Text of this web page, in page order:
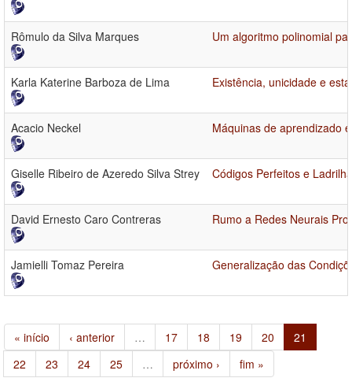
Rômulo da Silva Marques Um algoritmo polinomial
Karla Katerine Barboza de Lima Existência, unicidade e
Acacio Neckel Máquinas de aprendizado
Giselle Ribeiro de Azeredo Silva Strey Códigos Perfeitos e
David Ernesto Caro Contreras Rumo a Redes Neurais
Jamielli Tomaz Pereira Generalização das
« início ‹ anterior … 17 18 19 20
21
22
23 24 25 … próximo › fim »